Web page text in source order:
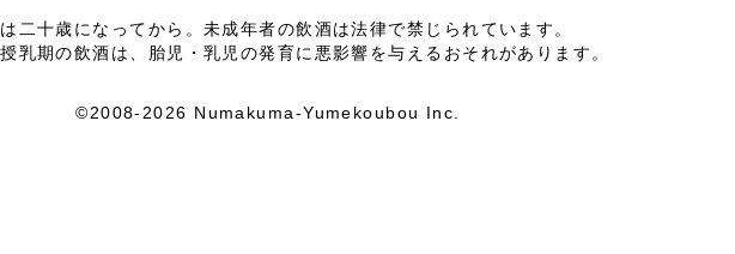
二十歳になってから。未成年者の飲酒は法律で禁じられています。
乳期の飲酒は、胎児・乳児の発育に悪影響を与えるおそれがあります。
©2008-2026 Numakuma-Yumekoubou Inc.